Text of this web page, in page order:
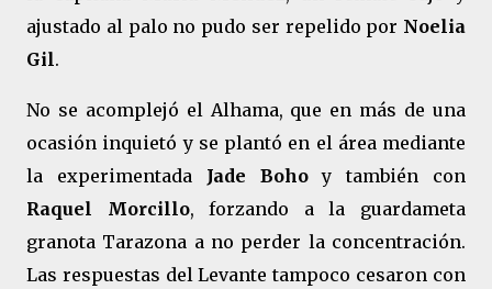
ajustado al palo no pudo ser repelido por Noelia
Gil.
No se acomplejó el Alhama, que en más de una
ocasión inquietó y se plantó en el área mediante
la experimentada Jade Bohoy también con
Raquel Morcillo, forzando a la guardameta
granota Tarazona a no perder la concentración.
Las respuestas del Levante tampoco cesaron con